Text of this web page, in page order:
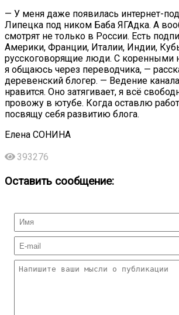
— У меня даже появилась интернет-
Липецка под ником Баба ЯГАдка. А
смотрят не только в России. Есть
Америки, Франции, Италии, Индии,
русскоговорящие люди. С коренными
я общаюсь через переводчика, —
деревенский блогер. — Ведение
нравится. Оно затягивает, я всё
провожу в ютубе. Когда оставлю
посвящу себя развитию блога.
Елена СОНИНА
393276
Оставить сообщение: